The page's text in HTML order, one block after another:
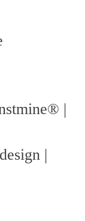
|
|